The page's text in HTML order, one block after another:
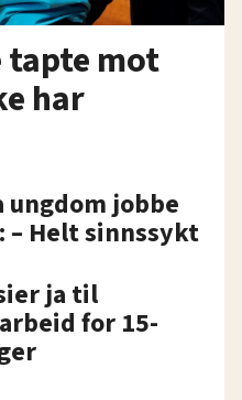
tapte mot
har
ungdom jobbe
– Helt sinnssykt
ja til
for 15-